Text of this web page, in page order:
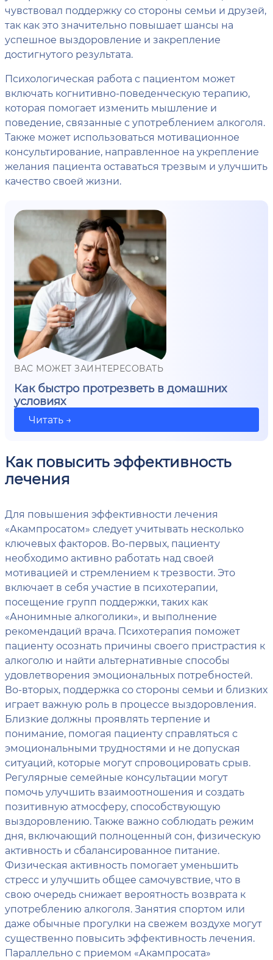
чувствовал поддержку со стороны семьи и друзей,
так как это значительно повышает шансы на
успешное выздоровление и закрепление
достигнутого результата.
Психологическая работа с пациентом может
включать когнитивно-поведенческую терапию,
которая помогает изменить мышление и
поведение, связанные с употреблением алкоголя.
Также может использоваться мотивационное
консультирование, направленное на укрепление
желания пациента оставаться трезвым и улучшить
качество своей жизни.
ВАС МОЖЕТ ЗАИНТЕРЕСОВАТЬ
Как быстро протрезветь в домашних
условиях
Читать →
Как повысить эффективность
лечения
Для повышения эффективности лечения
«Акампросатом» следует учитывать несколько
ключевых факторов. Во-первых, пациенту
необходимо активно работать над своей
мотивацией и стремлением к трезвости. Это
включает в себя участие в психотерапии,
посещение групп поддержки, таких как
«Анонимные алкоголики», и выполнение
рекомендаций врача. Психотерапия поможет
пациенту осознать причины своего пристрастия к
алкоголю и найти альтернативные способы
удовлетворения эмоциональных потребностей.
Во-вторых, поддержка со стороны семьи и близких
играет важную роль в процессе выздоровления.
Близкие должны проявлять терпение и
понимание, помогая пациенту справляться с
эмоциональными трудностями и не допуская
ситуаций, которые могут спровоцировать срыв.
Регулярные семейные консультации могут
помочь улучшить взаимоотношения и создать
позитивную атмосферу, способствующую
выздоровлению. Также важно соблюдать режим
дня, включающий полноценный сон, физическую
активность и сбалансированное питание.
Физическая активность помогает уменьшить
стресс и улучшить общее самочувствие, что в
свою очередь снижает вероятность возврата к
употреблению алкоголя. Занятия спортом или
даже обычные прогулки на свежем воздухе могут
существенно повысить эффективность лечения.
Параллельно с приемом «Акампросата»